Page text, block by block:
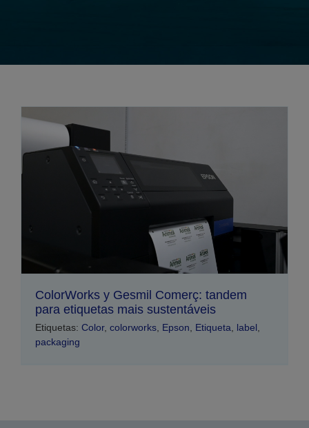
ColorWorks y Gesmil Comerç: tandem
para etiquetas mais sustentáveis
Etiquetas: Color, colorworks, Epson, Etiqueta, label,
packaging